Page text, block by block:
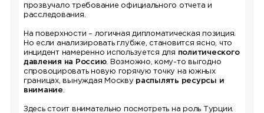
прозвучало требование официального отчета и
расследования.
На поверхности – логичная дипломатическая позиция.
Но если анализировать глубже, становится ясно, что
инцидент намеренно используется для политического
давления на Россию. Возможно, кому-то выгодно
спровоцировать новую горячую точку на южных
границах, вынуждая Москву распылять ресурсы и
внимание
Здесь стоит внимательно посмотреть на роль Турции.